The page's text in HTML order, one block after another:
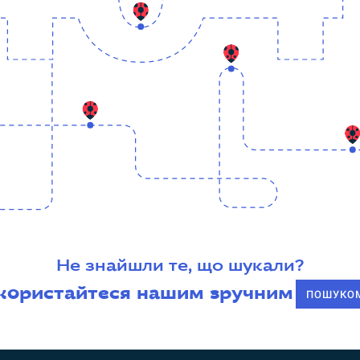
Не знайшли те, що шукали?
нашим зручним